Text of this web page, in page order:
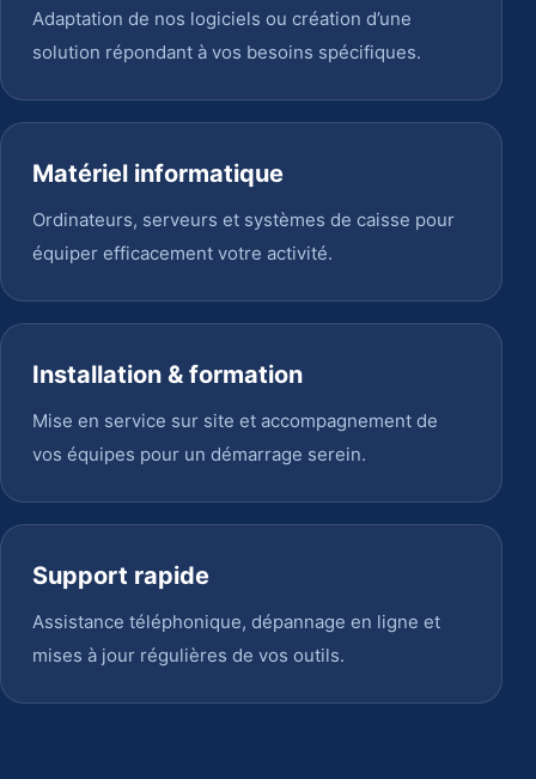
Adaptation de nos logiciels ou création d’une
solution répondant à vos besoins spécifiques.
Matériel informatique
Ordinateurs, serveurs et systèmes de caisse pour
équiper efficacement votre activité.
Installation & formation
Mise en service sur site et accompagnement de
vos équipes pour un démarrage serein.
Support rapide
Assistance téléphonique, dépannage en ligne et
mises à jour régulières de vos outils.